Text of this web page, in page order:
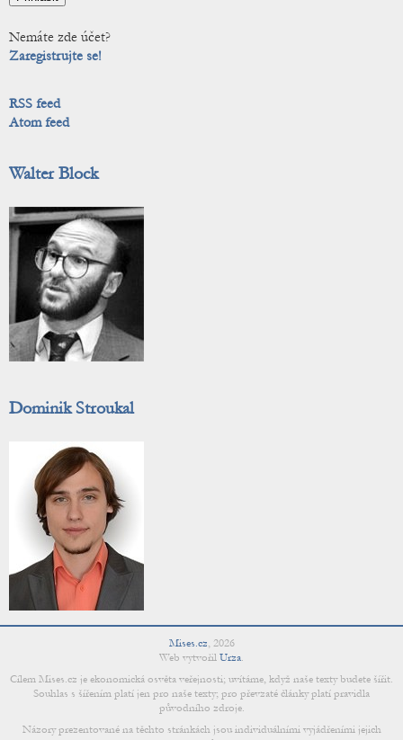
Nemáte zde účet?
Zaregistrujte se!
RSS feed
Atom feed
Walter Block
Dominik Stroukal
Mises.cz, 2026
Web vytvořil Urza.
Cílem Mises.cz je ekonomická osvěta veřejnosti; uvítáme, když naše texty budete šířit.
Souhlas s šířením platí jen pro naše texty; pro převzaté články platí pravidla
původního zdroje.
Názory prezentované na těchto stránkách jsou individuálními vyjádřeními jejich